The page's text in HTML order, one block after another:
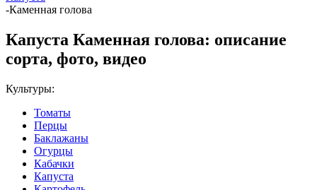
-Каменная голова
Капуста Каменная голова: описание
сорта, фото, видео
Культуры:
Томаты
Перцы
Баклажаны
Огурцы
Кабачки
Капуста